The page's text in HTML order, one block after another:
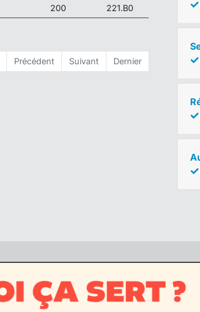
200 221.B0
Précédent Suivant Dernier